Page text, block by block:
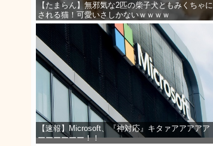
【たまらん】無邪気な2匹の柴子犬ともみくちゃに
される猫！可愛いさしかないｗｗｗｗ
【速報】Microsoft、『神対応』キタァアアアアア
ーーーーーー！！